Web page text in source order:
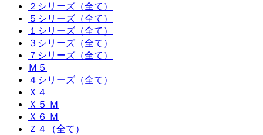
２シリーズ（全て）
５シリーズ（全て）
１シリーズ（全て）
３シリーズ（全て）
７シリーズ（全て）
Ｍ５
４シリーズ（全て）
Ｘ４
Ｘ５ Ｍ
Ｘ６ Ｍ
Ｚ４（全て）